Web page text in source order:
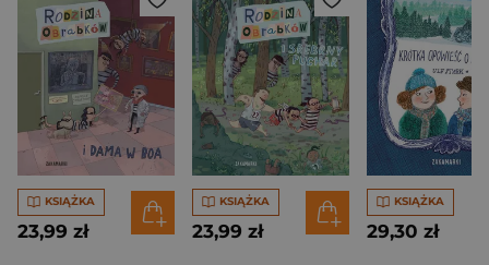
KSIĄŻKA
23,99 zł
KSIĄŻKA
23,99 zł
KSIĄŻKA
29,30 zł